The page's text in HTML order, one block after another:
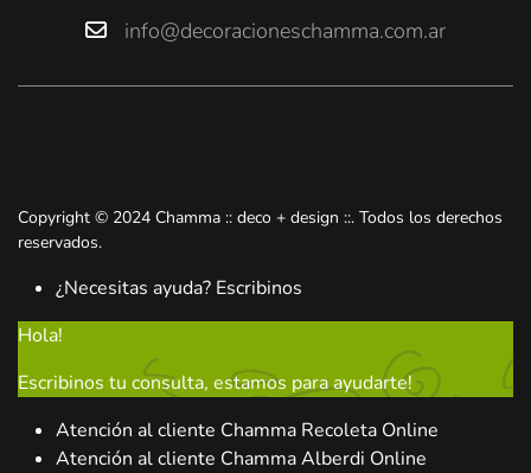
info@decoracioneschamma.com.ar
Copyright © 2024 Chamma :: deco + design ::. Todos los derechos
reservados.
¿Necesitas ayuda? Escribinos
Hola!
Escribinos tu consulta, estamos para ayudarte!
Atención al cliente Chamma Recoleta Online
Atención al cliente Chamma Alberdi Online